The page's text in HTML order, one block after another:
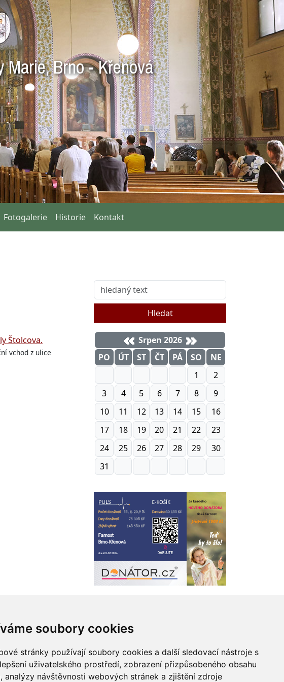
soubory cookies
stránky používají soubory cookies a další sledovací nástroje s
uživatelského prostředí, zobrazení přizpůsobeného obsahu
analýzy návštěvnosti webových stránek a zjištění zdroje
Brno - Křenová
Fotogalerie Historie Kontakt
Štolcova.
vchod z ulice
Hledat
Srpen 2026
PO
ÚT ST ČT PÁ SO
NE
1
2
3
4 5 6 7 8
9
10
11 12 13 14 15
16
17
18 19 20 21 22
23
24
25 26 27 28 29
30
31
Zásady zpracování osobních údajů
Správce obsahu webu